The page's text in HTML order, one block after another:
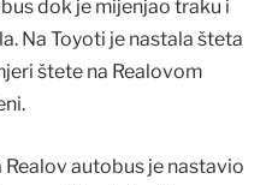
dok je mijenjao traku i
Na Toyoti je nastala šteta
štete na Realovom
autobus je nastavio